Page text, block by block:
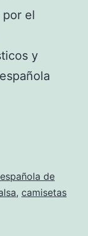
el
y
de
, camisetas